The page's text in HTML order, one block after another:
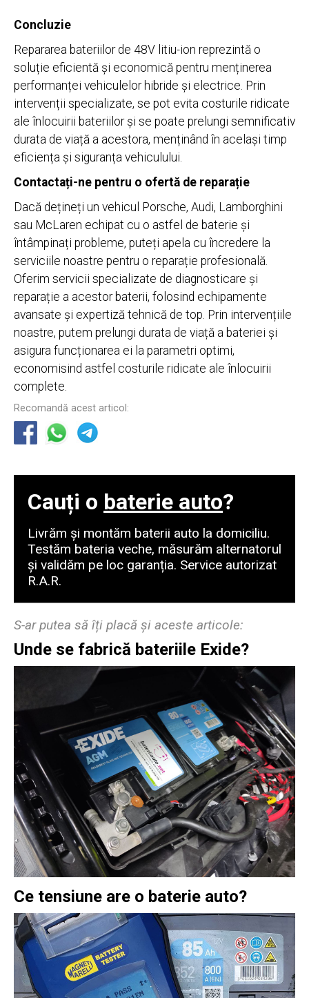
Concluzie
Repararea bateriilor de 48V litiu-ion reprezintă o
soluție eficientă și economică pentru menținerea
performanței vehiculelor hibride și electrice. Prin
intervenții specializate, se pot evita costurile ridicate
ale înlocuirii bateriilor și se poate prelungi semnificativ
durata de viață a acestora, menținând în același timp
eficiența și siguranța vehiculului.
Contactați-ne pentru o ofertă de reparație
Dacă dețineți un vehicul Porsche, Audi, Lamborghini
sau McLaren echipat cu o astfel de baterie și
întâmpinați probleme, puteți apela cu încredere la
serviciile noastre pentru o reparație profesională.
Oferim servicii specializate de diagnosticare și
reparație a acestor baterii, folosind echipamente
avansate și expertiză tehnică de top. Prin intervențiile
noastre, putem prelungi durata de viață a bateriei și
asigura funcționarea ei la parametri optimi,
economisind astfel costurile ridicate ale înlocuirii
complete.
Recomandă acest articol:
Cauți o baterie auto?
Livrăm și montăm baterii auto la domiciliu.
Testăm bateria veche, măsurăm alternatorul
și validăm pe loc garanția. Service autorizat
R.A.R.
S-ar putea să îți placă și aceste articole:
Unde se fabrică bateriile Exide?
Ce tensiune are o baterie auto?